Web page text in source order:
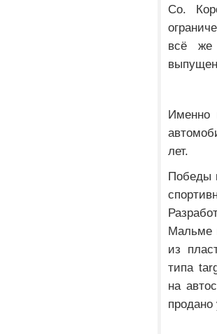
Co.
всё же
Именно
лет.
Победы
Мальме
из
типа
на